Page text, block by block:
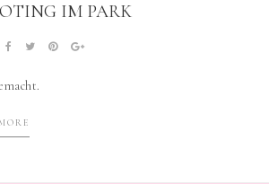
IM PARK